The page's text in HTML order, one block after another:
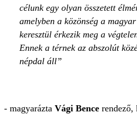
célunk egy olyan összetett
amelyben a közönség a
keresztül érkezik meg a
Ennek a térnek az abszolút
népdal áll
- magyarázta Vági Bence rendező,